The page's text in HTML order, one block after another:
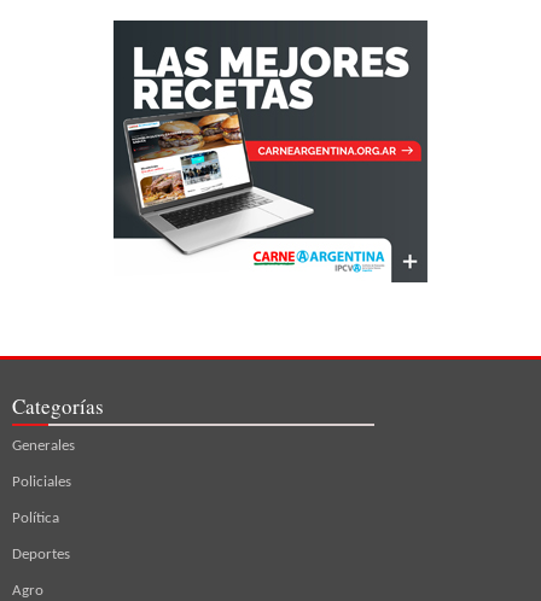
Categorías
Generales
Policiales
Política
Deportes
Agro